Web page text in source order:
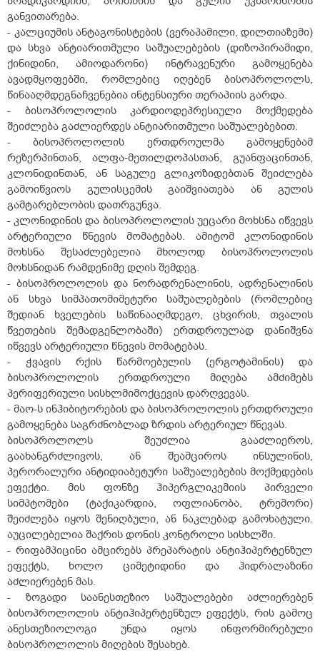
განვითარება.
- კალციუმის ანტაგონისტების (ვერაპამილი, დილთიაზემი)
და სხვა ანტიარითმული საშუალებების (დიზოპირამიდი,
ქინიდინი, ამიოდარონი) ინტრავენური გამოყენება
ავადმყოფებში, რომლებიც იღებენ ბისოპროლოლს,
წინააღმდეგნაჩვენებია ინტენსიური თერაპიის გარდა.
- ბისოპროლოლის კარდიოდეპრესიული მოქმედება
შეიძლება გაძლიერდეს ანტიარითმული საშუალებებით.
- ბისოპროლოლის ერთდროულმა გამოყენებამ
რეზერპინთან, ალფა-მეთილდოპასთან, გუანფაცინთან,
კლონიდინთან, ან საგულე გლიკოზიდებთან შეიძლება
გამოიწვიოს გულისცემის გაიშვიათება ან გულის
გამტარებლობის დათრგუნვა.
- კლონიდინის და ბისოპროლოლის უეცარი მოხსნა იწვევს
არტერიული წნევის მომატებას. ამიტომ კლონიდინის
მოხსნა შესაძლებელია მხოლოდ ბისოპროლოლის
მოხსნიდან რამდენიმე დღის შემდეგ.
- ბისოპროლოლის და ნორადრენალინის, ადრენალინის
ან სხვა სიმპათომიმეტური საშუალებების (რომლებიც
შედიან ხველების საწინააღმდეგო, ცხვირის, თვალის
წვეთების შემადგენლობაში) ერთდროულად დანიშვნა
იწვევს არტერიული წნევის მომატებას.
- ჭვავის რქის წარმოებულის (ერგოტამინის) და
ბისოპროლოლის ერთდროული მიღება ამძიმებს
პერიფერიული სისხლმიმოქცევის დარღვევას.
- მაო-ს ინჰიბიტორების და ბისოპროლოლის ერთდროული
გამოყენება საგრძნობლად ზრდის არტერიულ წნევას.
ბისოპროლოლს შეუძლია გააძლიეროს,
გაახანგრძლივოს, ან შეამციროს ინსულინის,
პერორალური ანტიდიაბეტური საშუალებების მოქმედების
ეფექტი. მის ფონზე ჰიპერგლიკემიის პირველი
სიმპტომები (ტაქიკარდია, ოფლიანობა, ტრემორი)
შეიძლება იყოს შენიღბული, ან ნაკლებად გამოხატული.
აუცილებელია შაქრის დონის კონტროლი სისხლში.
- რიფამპიცინი ამცირებს პრეპარატის ანტიჰიპერტენზულ
ეფექტს, ხოლო ციმეტიდინი და ჰიდრალაზინი
აძლიერებენ მას.
- ზოგადი საანესთეზიო საშუალებები აძლიერებენ
ბისოპროლოლის ანტიჰიპერტენზულ ეფექტს, რის გამოც
ანესთეზიოლოგი უნდა იყოს ინფორმირებული
ბისოპროლოლის მიღების შესახებ.